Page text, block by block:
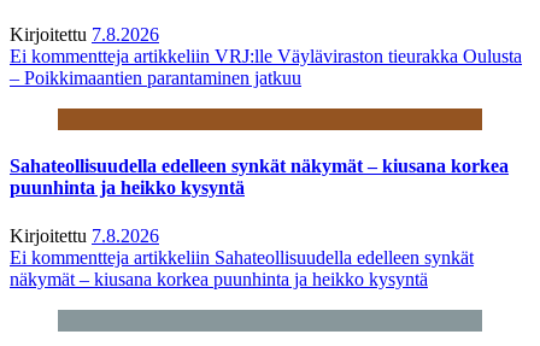
Kirjoitettu 7.8.2026
Ei kommentteja artikkeliin VRJ:lle Väyläviraston tieurakka Oulusta
– Poikkimaantien parantaminen jatkuu
Sahateollisuudella edelleen synkät näkymät – kiusana korkea
puunhinta ja heikko kysyntä
Kirjoitettu 7.8.2026
Ei kommentteja artikkeliin Sahateollisuudella edelleen synkät
näkymät – kiusana korkea puunhinta ja heikko kysyntä